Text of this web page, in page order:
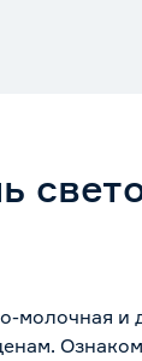
молочная